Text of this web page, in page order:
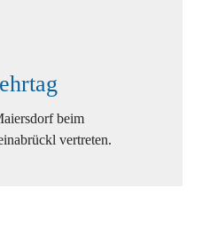
beim
vertreten.